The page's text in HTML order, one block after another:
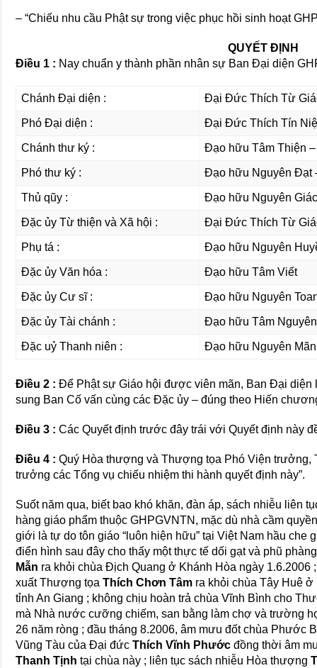
– “Chiếu nhu cầu Phật sự trong việc phục hồi sinh hoạt
QUYẾT ÐỊNH
Ðiều 1 : Nay chuẩn y thành phần nhân sự Ban Ðại diện
Chánh Ðại diện : Đại Đức Thích Từ
Phó Ðại diện : Đại Đức Thích Tín
Chánh thư ký : Đạo hữu Tâm Thiện
Phó thư ký : Đạo hữu Nguyên Đạt
Thủ qũy : Ðạo hữu Nguyên Giác
Ðặc ủy Từ thiện và Xã hội : Đại Đức Thích Từ
Phụ tá : Đạo hữu Nguyên
Ðặc ủy Văn hóa : Ðạo hữu Tâm Viết
Ðặc ủy Cư sĩ : Đạo hữu Nguyên
Ðặc ủy Tài chánh : Ðạo hữu Tâm
Đặc uỷ Thanh niên : Đạo hữu Nguyên
Ðiều 2 : Ðể Phật sự Giáo hội được viên mãn, Ban Ðại diện
sung Ban Cố vấn cùng các Ðặc ủy – đúng theo Hiến
Ðiều 3 : Các Quyết định trước đây trái với Quyết định này
Ðiều 4 : Quý Hòa thượng và Thượng tọa Phó Viện trưởng,
trưởng các Tổng vụ chiếu nhiệm thi hành quyết định này”.
Suốt năm qua, biết bao khó khăn, đàn áp, sách nhiễu liên
hàng giáo phẩm thuộc GHPGVNTN, mặc dù nhà cầm
giới là tự do tôn giáo “luôn hiện hữu” tại Việt Nam hầu
điển hình sau đây cho thấy một thực tế dối gạt và phũ
Mẫn ra khỏi chùa Địch Quang ở Khánh Hòa ngày 1.6.2006
xuất Thượng tọaThích Chơn Tâm ra khỏi chùa Tây Huê
tỉnh An Giang ; không chịu hoàn trả chùa Vĩnh Bình cho
mà Nhà nước cưỡng chiếm, san bằng làm chợ và trường
26 năm ròng ; đầu tháng 8.2006, âm mưu đốt chùa Phước
Vũng Tàu của Đại đứcThích Vĩnh Phước đồng thời âm
Thanh Tịnh tại chùa này ; liên tục sách nhiễu Hòa thượng